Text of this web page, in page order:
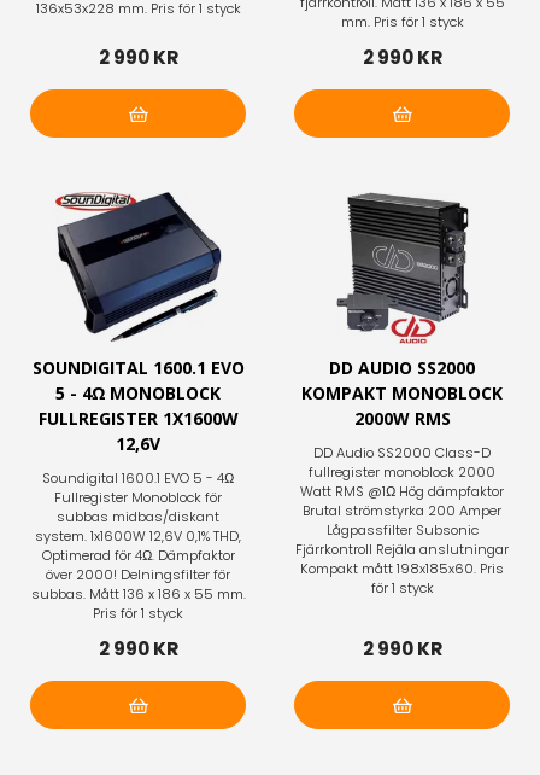
136x53x228 mm. Pris för 1 styck
2 990 KR
mm. Pris för 1 styck
2 990 KR
SOUNDIGITAL 1600.1 EVO
5 - 4Ω MONOBLOCK
FULLREGISTER 1X1600W
12,6V
Soundigital 1600.1 EVO 5 - 4Ω
Fullregister Monoblock för
subbas midbas/diskant
system. 1x1600W 12,6V 0,1% THD,
Optimerad för 4Ω. Dämpfaktor
över 2000! Delningsfilter för
subbas. Mått 136 x 186 x 55 mm.
Pris för 1 styck
2 990 KR
DD AUDIO SS2000
KOMPAKT MONOBLOCK
2000W RMS
DD Audio SS2000 Class-D
fullregister monoblock 2000
Watt RMS @1Ω Hög dämpfaktor
Brutal strömstyrka 200 Amper
Lågpassfilter Subsonic
Fjärrkontroll Rejäla anslutningar
Kompakt mått 198x185x60. Pris
för 1 styck
2 990 KR